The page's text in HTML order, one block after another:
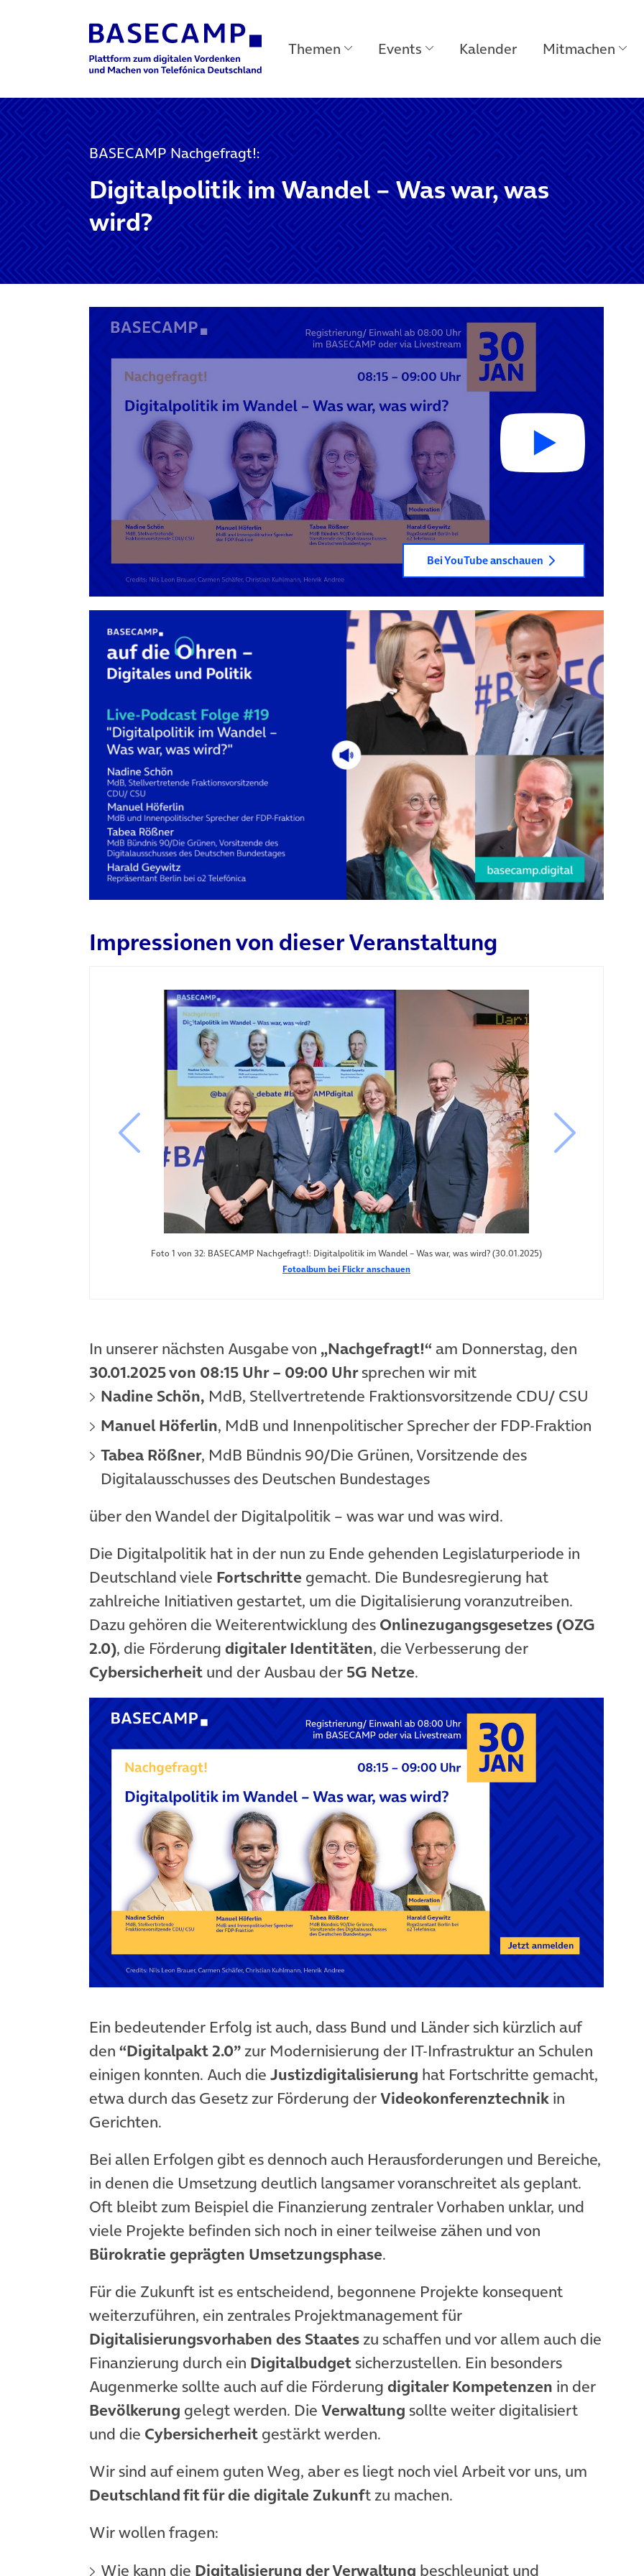
Main Navigation Themen Events Kalender Mitmachen
BASECAMP Nachgefragt!:
Digitalpolitik im Wandel – Was war, was
wird?
Bei YouTube anschauen
Impressionen von dieser Veranstaltung
Foto 1 von 32: BASECAMP Nachgefragt!: Digitalpolitik im Wandel – Was war, was wird? (30.01.2025)
vorheriges Bild nächstes
Fotoalbum bei Flickr anschauen
In unserer nächsten Ausgabe von „Nachgefragt!“am Donnerstag, den
30.01.2025 von 08:15 Uhr – 09:00 Uhrsprechen wir mit
Nadine Schön, MdB, Stellvertretende Fraktionsvorsitzende CDU/ CSU
Manuel Höferlin, MdB und Innenpolitischer Sprecher der FDP-Fraktion
Tabea Rößner, MdB Bündnis 90/Die Grünen, Vorsitzende des
Digitalausschusses des Deutschen Bundestages
über den Wandel der Digitalpolitik – was war und was wird.
Die Digitalpolitik hat in der nun zu Ende gehenden Legislaturperiode in
Deutschland viele Fortschritte gemacht. Die Bundesregierung hat
zahlreiche Initiativen gestartet, um die Digitalisierung voranzutreiben.
Dazu gehören die Weiterentwicklung des Onlinezugangsgesetzes (OZG
2.0), die Förderung digitaler Identitäten, die Verbesserung der
Cybersicherheit und der Ausbau der 5G Netze.
Ein bedeutender Erfolg ist auch, dass Bund und Länder sich kürzlich auf
den “Digitalpakt 2.0” zur Modernisierung der IT-Infrastruktur an Schulen
einigen konnten. Auch die Justizdigitalisierung hat Fortschritte gemacht,
etwa durch das Gesetz zur Förderung derVideokonferenztechnik in
Gerichten.
Bei allen Erfolgen gibt es dennoch auch Herausforderungen und Bereiche,
in denen die Umsetzung deutlich langsamer voranschreitet als geplant.
Oft bleibt zum Beispiel die Finanzierung zentraler Vorhaben unklar, und
viele Projekte befinden sich noch in einer teilweise zähen und von
Bürokratie geprägten Umsetzungsphase.
Für die Zukunft ist es entscheidend, begonnene Projekte konsequent
weiterzuführen, ein zentrales Projektmanagement für
Digitalisierungsvorhaben des Staates zu schaffen und vor allem auch die
Finanzierung durch ein Digitalbudgetsicherzustellen. Ein besonders
Augenmerke sollte auch auf die Förderung digitaler Kompetenzen in der
Bevölkerung gelegt werden. Die Verwaltung sollte weiter digitalisiert
und die Cybersicherheit gestärkt werden.
Wir sind auf einem guten Weg, aber es liegt noch viel Arbeit vor uns, um
Deutschland fit für die digitale Zukunft zu machen.
Wir wollen fragen:
Wie kann die Digitalisierung der Verwaltung beschleunigt und